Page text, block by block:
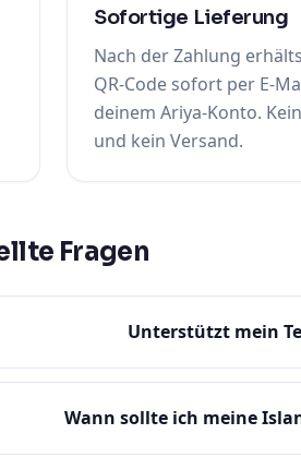
Sofortige Lieferung
Nach der Zahlung
QR-Code sofort per E-
deinem Ariya-Konto.
und kein Versand.
Fragen
Unterstützt mein
Wann sollte ich meine